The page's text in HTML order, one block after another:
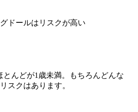
ドールはリスクが高い
とんどが1歳未満。もちろんどんな
スクはあります。